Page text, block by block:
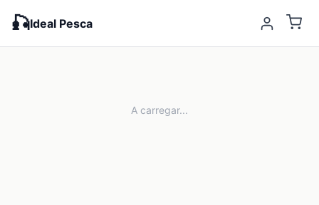
🎣Ideal Pesca
A carregar...